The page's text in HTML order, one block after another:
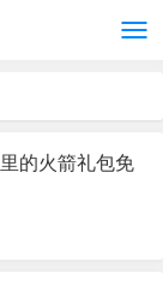
的火箭礼包免